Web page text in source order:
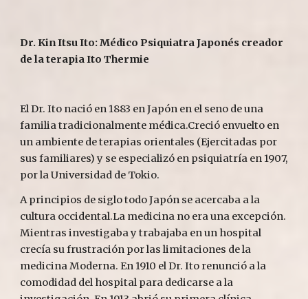
Dr. Kin Itsu Ito: Médico Psiquiatra Japonés creador
de la terapia Ito Thermie
El Dr. Ito nació en 1883 en Japón en el seno de una
familia tradicionalmente médica.Creció envuelto en
un ambiente de terapias orientales (Ejercitadas por
sus familiares) y se especializó en psiquiatría en 1907,
por la Universidad de Tokio.
A principios de siglo todo Japón se acercaba a la
cultura occidental.La medicina no era una excepción.
Mientras investigaba y trabajaba en un hospital
crecía su frustración por las limitaciones de la
medicina Moderna. En 1910 el Dr. Ito renunció a la
comodidad del hospital para dedicarse a la